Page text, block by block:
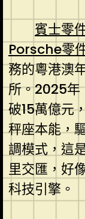
賓士零
Porsche零
務的粵港澳
所。2025年
破15萬億元
秤座本能，
調模式，這
里交匯，好
科技引擎。